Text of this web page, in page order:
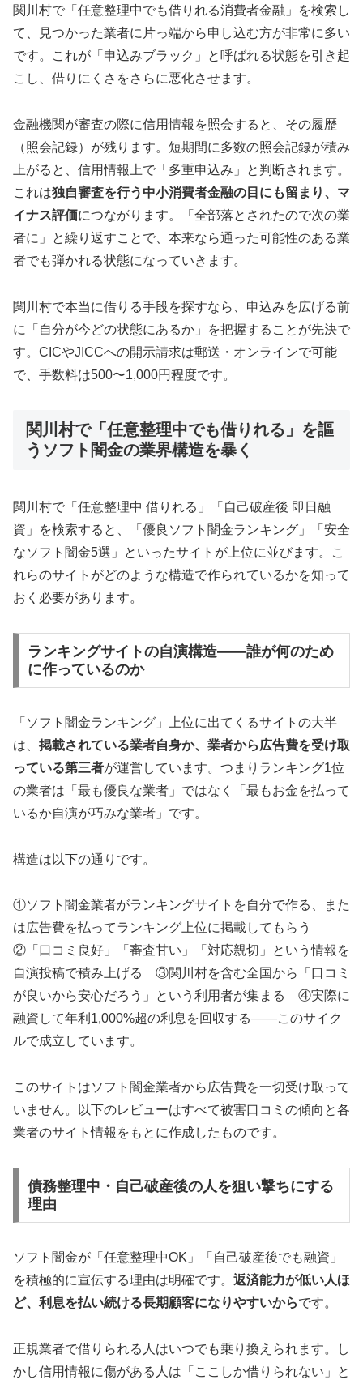
関川村で「任意整理中でも借りれる消費者金融」を検索し
て、見つかった業者に片っ端から申し込む方が非常に多い
です。これが「申込みブラック」と呼ばれる状態を引き起
こし、借りにくさをさらに悪化させます。
金融機関が審査の際に信用情報を照会すると、その履歴
（照会記録）が残ります。短期間に多数の照会記録が積み
上がると、信用情報上で「多重申込み」と判断されます。
これは独自審査を行う中小消費者金融の目にも留まり、マ
イナス評価につながります。「全部落とされたので次の業
者に」と繰り返すことで、本来なら通った可能性のある業
者でも弾かれる状態になっていきます。
関川村で本当に借りる手段を探すなら、申込みを広げる前
に「自分が今どの状態にあるか」を把握することが先決で
す。CICやJICCへの開示請求は郵送・オンラインで可能
で、手数料は500〜1,000円程度です。
関川村で「任意整理中でも借りれる」を謳
うソフト闇金の業界構造を暴く
関川村で「任意整理中 借りれる」「自己破産後 即日融
資」を検索すると、「優良ソフト闇金ランキング」「安全
なソフト闇金5選」といったサイトが上位に並びます。こ
れらのサイトがどのような構造で作られているかを知って
おく必要があります。
ランキングサイトの自演構造——誰が何のため
に作っているのか
「ソフト闇金ランキング」上位に出てくるサイトの大半
は、 掲載されている業者自身か、業者から広告費を受け取
っている第三者が運営しています。つまりランキング1位
の業者は「最も優良な業者」ではなく「最もお金を払って
いるか自演が巧みな業者」です。
構造は以下の通りです。
①ソフト闇金業者がランキングサイトを自分で作る、また
は広告費を払ってランキング上位に掲載してもらう
②「口コミ良好」「審査甘い」「対応親切」という情報を
自演投稿で積み上げる ③関川村を含む全国から「口コミ
が良いから安心だろう」という利用者が集まる ④実際に
融資して年利1,000%超の利息を回収する——このサイク
ルで成立しています。
このサイトはソフト闇金業者から広告費を一切受け取って
いません。以下のレビューはすべて被害口コミの傾向と各
業者のサイト情報をもとに作成したものです。
債務整理中・自己破産後の人を狙い撃ちにする
理由
ソフト闇金が「任意整理中OK」「自己破産後でも融資」
を積極的に宣伝する理由は明確です。 返済能力が低い人ほ
ど、利息を払い続ける長期顧客になりやすいからです。
正規業者で借りられる人はいつでも乗り換えられます。し
かし信用情報に傷がある人は「ここしか借りられない」と